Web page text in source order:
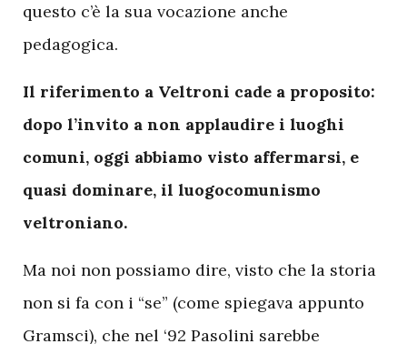
questo c’è la sua vocazione anche
pedagogica.
Il riferimento a Veltroni cade a proposito:
dopo l’invito a non applaudire i luoghi
comuni, oggi abbiamo visto affermarsi, e
quasi dominare, il luogocomunismo
veltroniano.
Ma noi non possiamo dire, visto che la storia
non si fa con i “se” (come spiegava appunto
Gramsci), che nel ‘92 Pasolini sarebbe